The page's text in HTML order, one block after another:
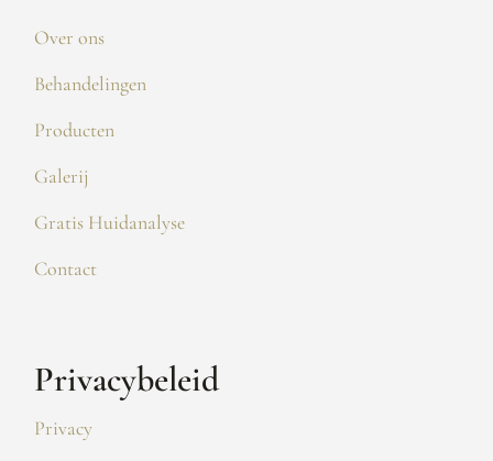
Over ons
Behandelingen
Producten
Galerij
Gratis Huidanalyse
Contact
Privacybeleid
Privacy